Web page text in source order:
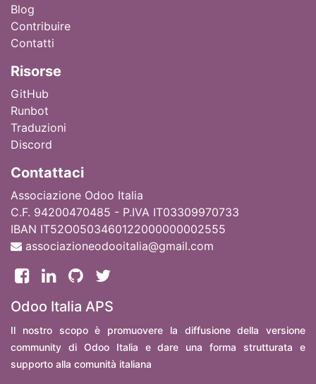
Blog
Contribuire
Contatti
Risorse
GitHub
Runbot
Traduzioni
Discord
Contattaci
Associazione Odoo Italia
C.F. 94200470485 - P.IVA IT03309970733
IBAN IT52O0503460122000000002555
associazioneodooitalia@gmail.com
Odoo Italia APS
Il nostro scopo è promuovere la diffusione della versione
community di Odoo Italia e dare una forma strutturata e
supporto alla comunità italiana